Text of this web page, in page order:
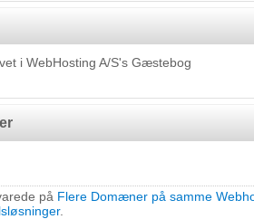
i WebHosting A/S's Gæstebog
på Flere Domæner på samme
.